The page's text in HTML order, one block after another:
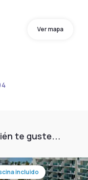
Ver mapa
te guste...
incluido